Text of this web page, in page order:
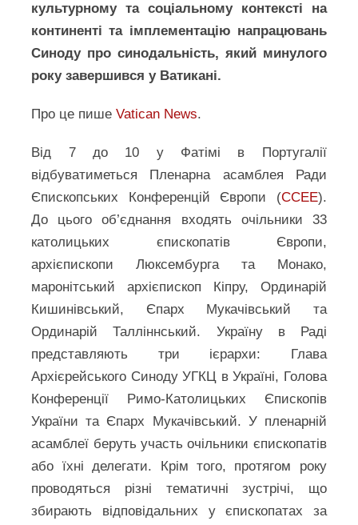
культурному та соціальному контексті на
континенті та імплементацію напрацювань
Синоду про синодальність, який минулого
року завершився у Ватикані.
Про це пишеVatican News.
Від 7 до 10 у Фатімі в Португалії
відбуватиметься Пленарна асамблея Ради
Єпископських Конференцій Європи (CCEE).
До цього об’єднання входять очільники 33
католицьких єпископатів Європи,
архієпископи Люксембурга та Монако,
маронітський архієпископ Кіпру, Ординарій
Кишинівський, Єпарх Мукачівський та
Ординарій Талліннський. Україну в Раді
представляють три ієрархи: Глава
Архієрейського Синоду УГКЦ в Україні, Голова
Конференції Римо-Католицьких Єпископів
України та Єпарх Мукачівський. У пленарній
асамблеї беруть участь очільники єпископатів
або їхні делегати. Крім того, протягом року
проводяться різні тематичні зустрічі, що
збирають відповідальних у єпископатах за